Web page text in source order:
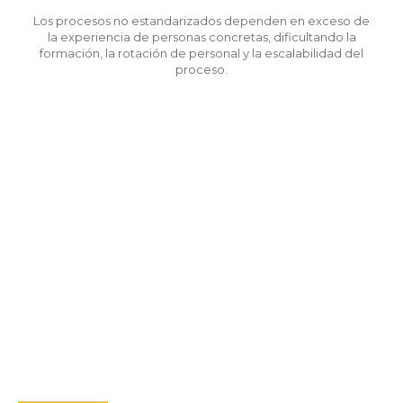
Los procesos no estandarizados dependen en exceso de
la experiencia de personas concretas, dificultando la
formación, la rotación de personal y la escalabilidad del
proceso.